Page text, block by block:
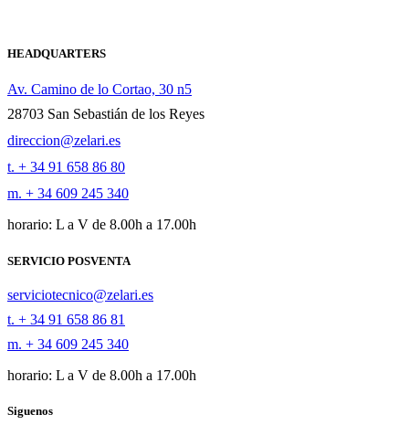
HEADQUARTERS
Av. Camino de lo Cortao, 30 n5
28703 San Sebastián de los Reyes
direccion@zelari.es
t. + 34 91 658 86 80
m. + 34 609 245 340
horario: L a V de 8.00h a 17.00h
SERVICIO POSVENTA
serviciotecnico@zelari.es
t. + 34 91 658 86 81
m. + 34 609 245 340
horario: L a V de 8.00h a 17.00h
Siguenos